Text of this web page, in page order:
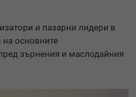
и пазарни лидери в
на основните
зърнения и маслодайния